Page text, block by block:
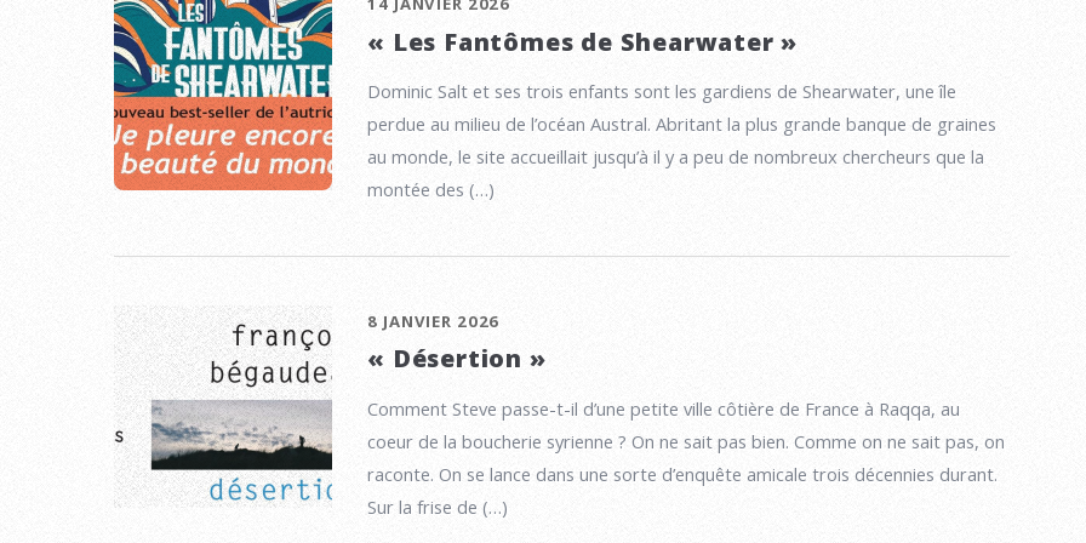
« Les Fantômes de Shearwater »
Dominic Salt et ses trois enfants sont les gardiens de Shearwater, une île
perdue au milieu de l’océan Austral. Abritant la plus grande banque de graines
au monde, le site accueillait jusqu’à il y a peu de nombreux chercheurs que la
montée des (…)
8 JANVIER 2026
« Désertion »
Comment Steve passe-t-il d’une petite ville côtière de France à Raqqa, au
coeur de la boucherie syrienne ? On ne sait pas bien. Comme on ne sait pas, on
raconte. On se lance dans une sorte d’enquête amicale trois décennies durant.
Sur la frise de (…)